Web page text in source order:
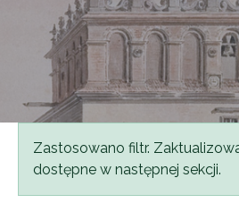
Komunikat
Zastosowano filtr.
dostępne w następnej sekcji.